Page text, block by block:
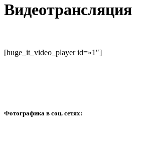
Видеотрансляция
[huge_it_video_player id=»1″]
Фотографика в соц. сетях: